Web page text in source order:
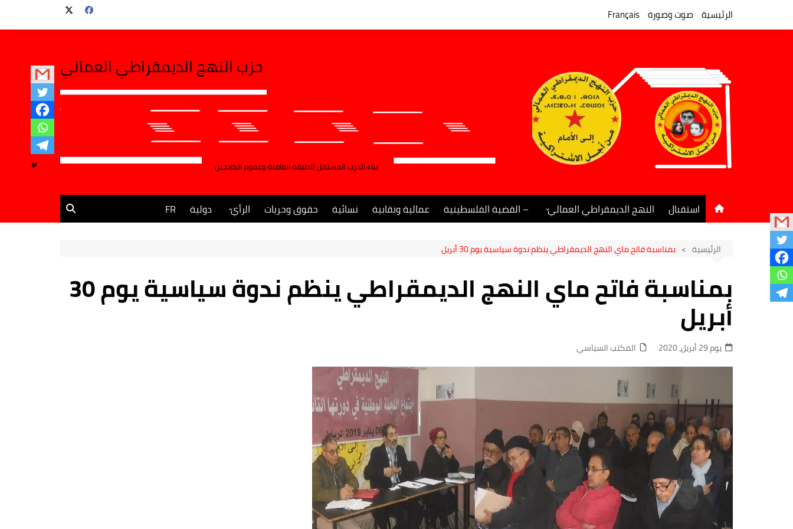
الرئيسية صوت وصورة Français
حزب النهج الديمقراطي العمالي
بناء الحزب المستقل للطبقة العاملة وعموم الكادحين
استقبال النهج الديمقراطي العمالي
جريدة النهج الديمقراطي
– القضية الفلسطينية عمالية ونقابية نسائية حقوق وحريات الرأي دولية FR
الرئيسية بمناسبة فاتح ماي النهج الديمقراطي ينظم ندوة سياسية يوم 30 أبريل
بمناسبة فاتح ماي النهج الديمقراطي ينظم ندوة سياسية يوم 30
أبريل
يوم 29 أبريل، 2020 المكتب السياسي